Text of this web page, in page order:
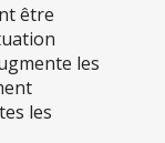
être
les
les